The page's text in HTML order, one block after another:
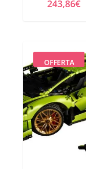
e
1
4
9
,
9
€
:
9
0
€
.
243,86€
OFFERTA